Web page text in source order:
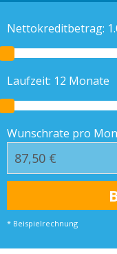
Nettokreditbetrag:
Laufzeit: 12 Monate
Wunschrate pro
* Beispielrechnung